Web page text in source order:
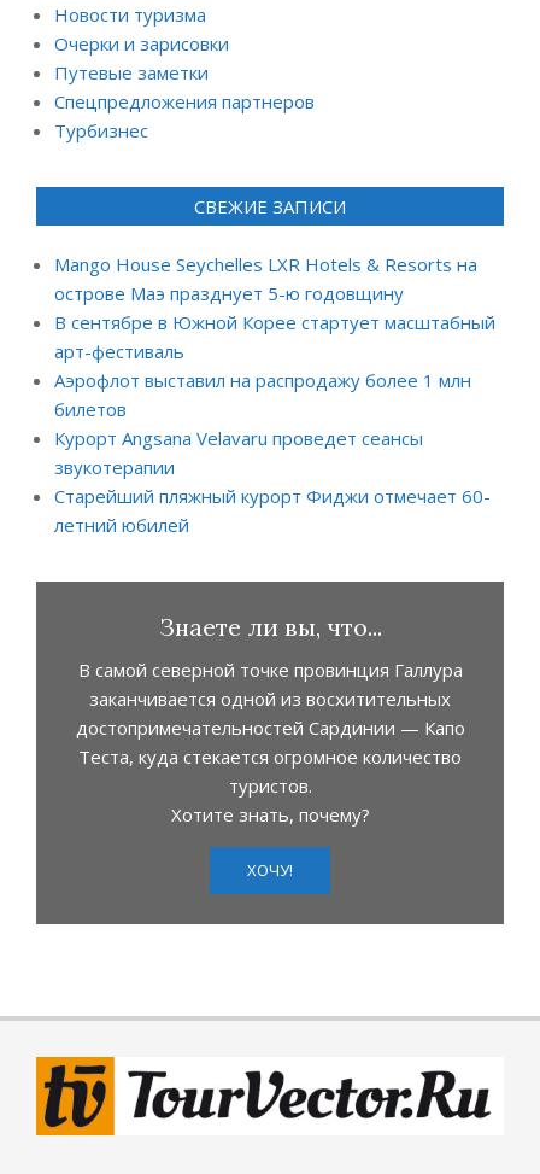
Новости туризма
Очерки и зарисовки
Путевые заметки
Спецпредложения партнеров
Турбизнес
СВЕЖИЕ ЗАПИСИ
Mango House Seychelles LXR Hotels & Resorts на
острове Маэ празднует 5-ю годовщину
В сентябре в Южной Корее стартует масштабный
арт-фестиваль
Аэрофлот выставил на распродажу более 1 млн
билетов
Курорт Angsana Velavaru проведет сеансы
звукотерапии
Старейший пляжный курорт Фиджи отмечает 60-
летний юбилей
Знаете ли вы, что...
В самой северной точке провинция Галлура
заканчивается одной из восхитительных
достопримечательностей Сардинии — Капо
Теста, куда стекается огромное количество
туристов.
Хотите знать, почему?
ХОЧУ!